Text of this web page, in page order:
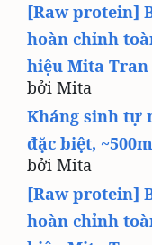
[Raw protein]
hoàn chỉnh
hiệu Mita Tran
bởi Mita
Kháng sinh tự
đặc biệt,
bởi Mita
[Raw protein]
hoàn chỉnh